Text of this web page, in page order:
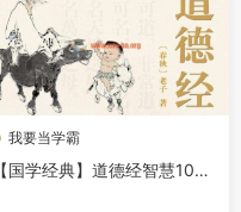
我要当学霸
【国学经典】道德经智慧100